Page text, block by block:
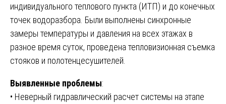
индивидуального теплового пункта (ИТП) и до конечных
точек водоразбора. Были выполнены синхронные
замеры температуры и давления на всех этажах в
разное время суток, проведена тепловизионная съемка
стояков и полотенцесушителей.
Выявленные проблемы:
• Неверный гидравлический расчет системы на этапе